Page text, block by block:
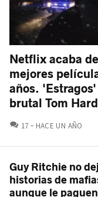
Netflix acaba
mejores
años.
brutal Tom
17 COMENTARIOS
HACE UN AÑO
Guy Ritchie no
historias de
aunque le